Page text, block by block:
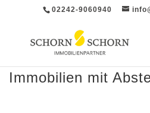
02242-9060940
Immobilien mit